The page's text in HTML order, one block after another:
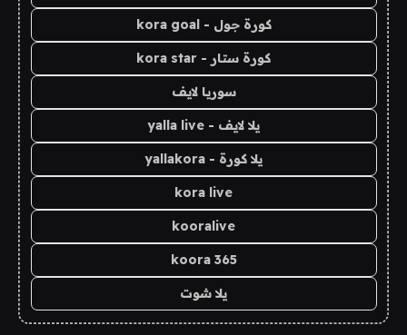
كورة جول - kora goal
كورة ستار - kora star
سوريا لايف
يلا لايف - yalla live
يلا كورة - yallakora
kora live
kooralive
koora 365
يلا شوت